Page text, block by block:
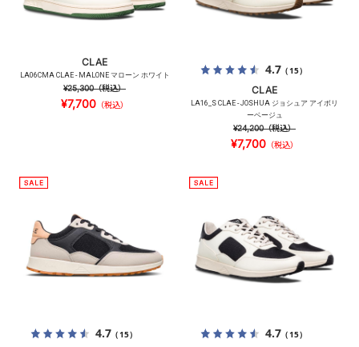
CLAE
LA06CMA CLAE - MALONE マローン ホワイト
¥25,300（税込）
¥7,700 （税込）
4.7（15）
CLAE
LA16_S CLAE - JOSHUA ジョシュア アイボリ
ーベージュ
¥24,200（税込）
¥7,700 （税込）
4.7（15） 4.7（15）